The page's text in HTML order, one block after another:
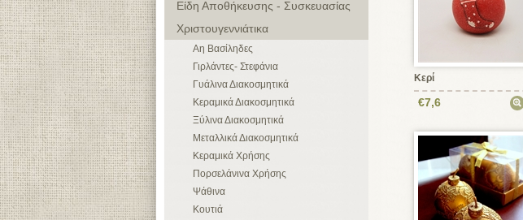
Είδη Αποθήκευσης - Συσκευασίας
Χριστουγεννιάτικα
Αη Βασίληδες
Γιρλάντες- Στεφάνια
Γυάλινα Διακοσμητικά
Κεραμικά Διακοσμητικά
Ξύλινα Διακοσμητικά
Μεταλλικά Διακοσμητικά
Κεραμικά Χρήσης
Πορσελάνινα Χρήσης
Ψάθινα
Κουτιά
Κερί
€7,6